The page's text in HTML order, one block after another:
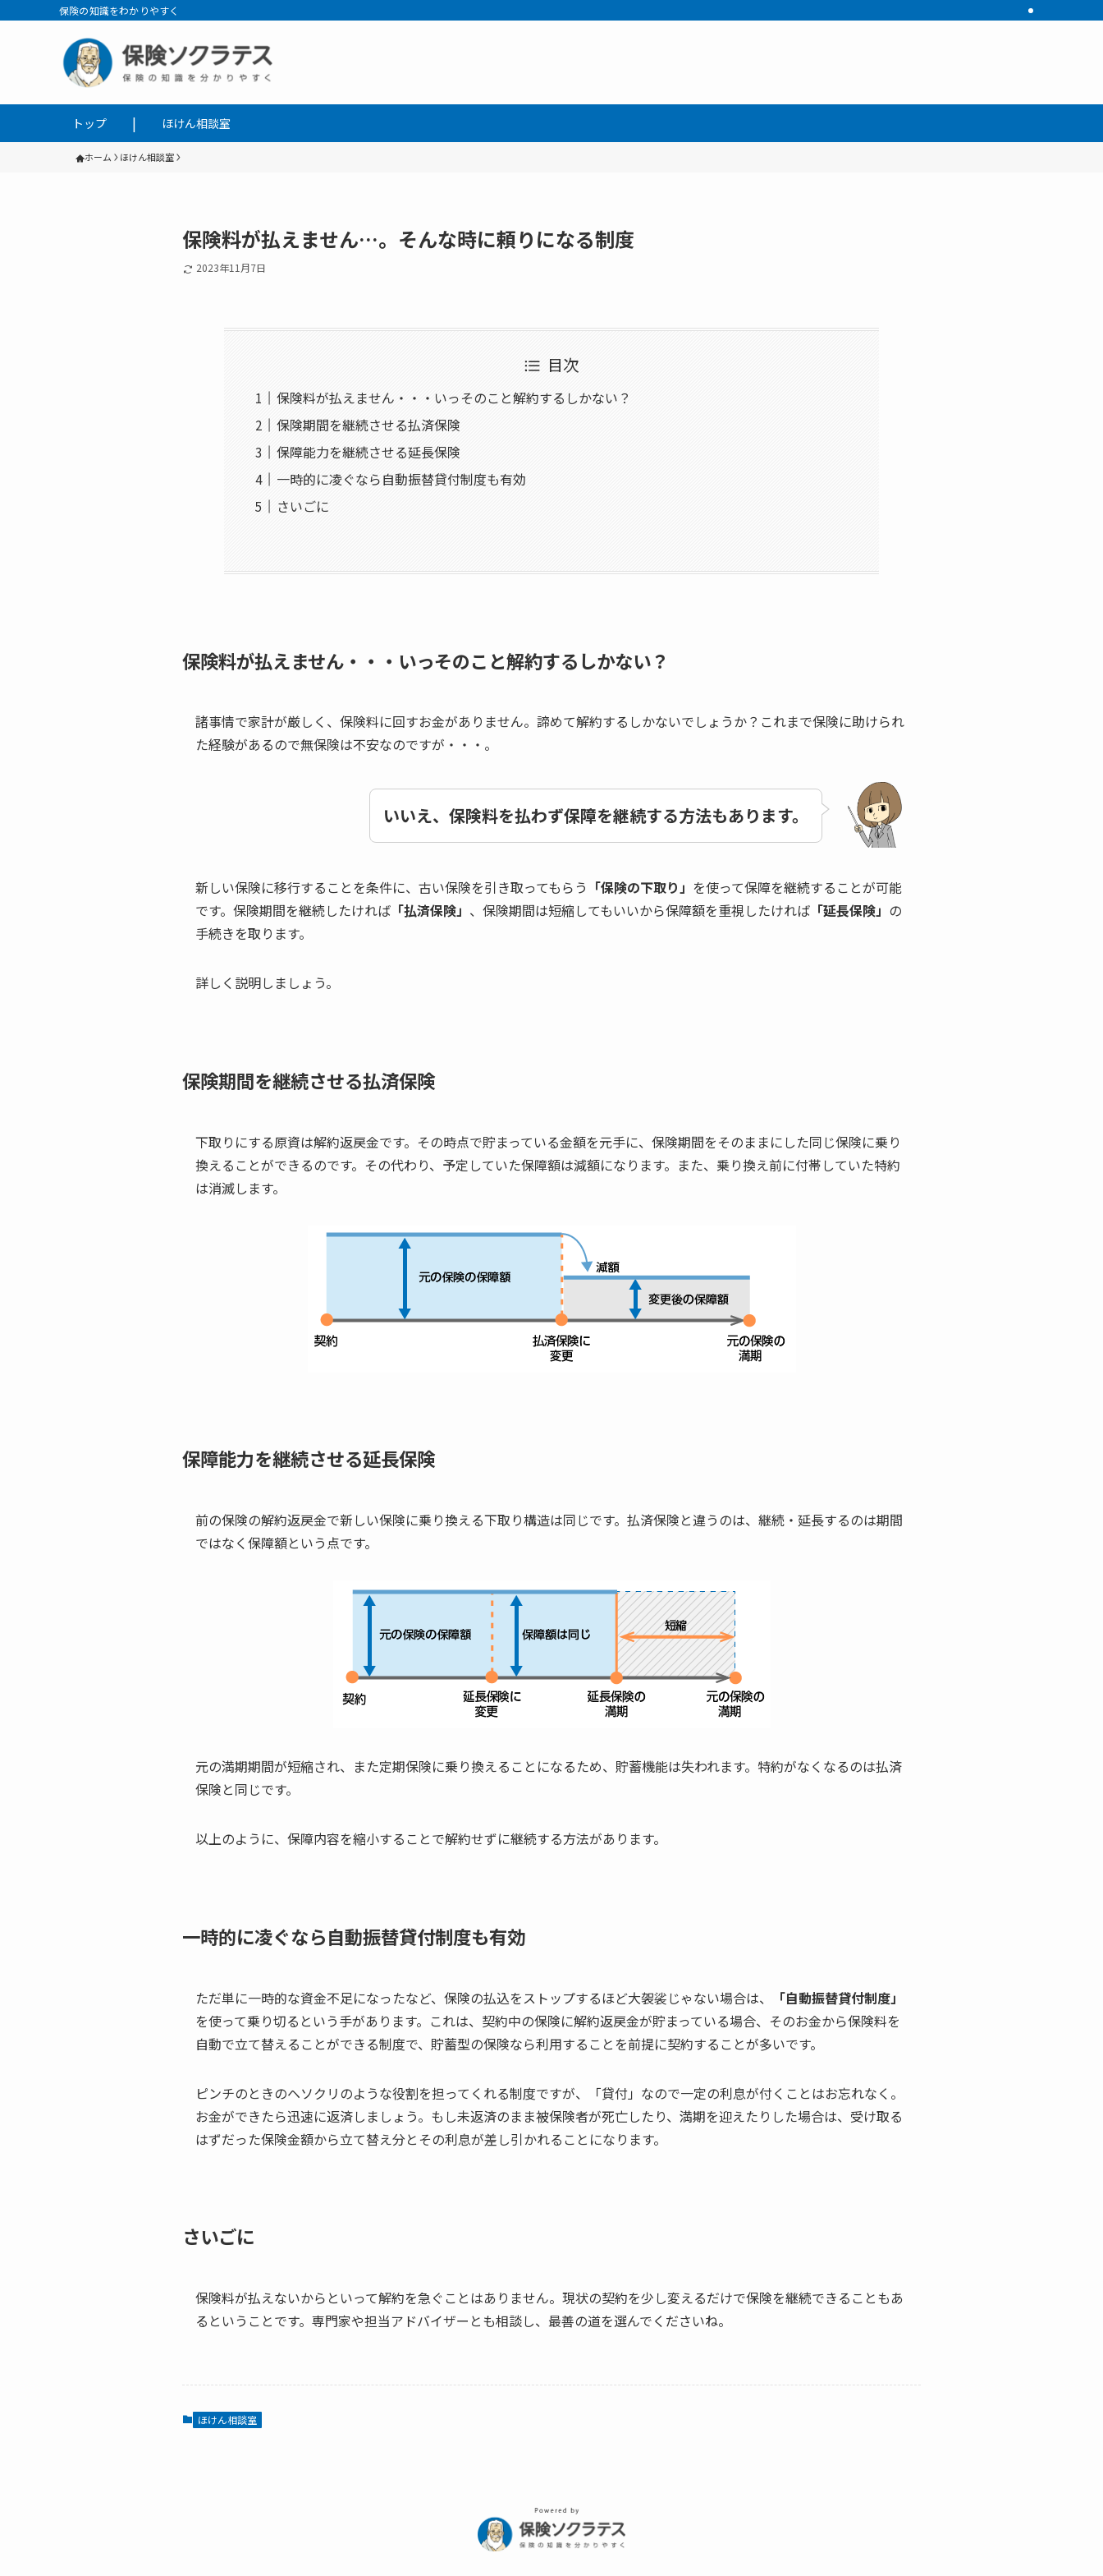
保険の知識をわかりやすく
トップ ほけん相談室
ホーム ほけん相談室
保険料が払えません…。そんな時に頼りになる制度
2023年11月7日
目次
保険料が払えません・・・いっそのこと解約するしかない？
保険期間を継続させる払済保険
保障能力を継続させる延長保険
一時的に凌ぐなら自動振替貸付制度も有効
さいごに
保険料が払えません・・・いっそのこと解約するしかない？
諸事情で家計が厳しく、保険料に回すお金がありません。諦めて解約するしかないでしょうか？これまで保険に助けられ
た経験があるので無保険は不安なのですが・・・。
いいえ、保険料を払わず保障を継続する方法もあります。
新しい保険に移行することを条件に、古い保険を引き取ってもらう 「保険の下取り」 を使って保障を継続することが可能
です。保険期間を継続したければ 「払済保険」 、保険期間は短縮してもいいから保障額を重視したければ 「延長保険」 の
手続きを取ります。
詳しく説明しましょう。
保険期間を継続させる払済保険
下取りにする原資は解約返戻金です。その時点で貯まっている金額を元手に、保険期間をそのままにした同じ保険に乗り
換えることができるのです。その代わり、予定していた保障額は減額になります。また、乗り換え前に付帯していた特約
は消滅します。
保障能力を継続させる延長保険
前の保険の解約返戻金で新しい保険に乗り換える下取り構造は同じです。払済保険と違うのは、継続・延長するのは期間
ではなく保障額という点です。
元の満期期間が短縮され、また定期保険に乗り換えることになるため、貯蓄機能は失われます。特約がなくなるのは払済
保険と同じです。
以上のように、保障内容を縮小することで解約せずに継続する方法があります。
一時的に凌ぐなら自動振替貸付制度も有効
ただ単に一時的な資金不足になったなど、保険の払込をストップするほど大袈裟じゃない場合は、
「自動振替貸付制度」
を使って乗り切るという手があります。これは、契約中の保険に解約返戻金が貯まっている場合、そのお金から保険料を
自動で立て替えることができる制度で、貯蓄型の保険なら利用することを前提に契約することが多いです。
ピンチのときのヘソクリのような役割を担ってくれる制度ですが、「貸付」なので一定の利息が付くことはお忘れなく。
お金ができたら迅速に返済しましょう。もし未返済のまま被保険者が死亡したり、満期を迎えたりした場合は、受け取る
はずだった保険金額から立て替え分とその利息が差し引かれることになります。
さいごに
保険料が払えないからといって解約を急ぐことはありません。現状の契約を少し変えるだけで保険を継続できることもあ
るということです。専門家や担当アドバイザーとも相談し、最善の道を選んでくださいね。
ほけん相談室